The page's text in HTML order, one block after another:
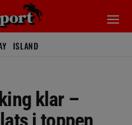
ISLAND
klar –
i toppen